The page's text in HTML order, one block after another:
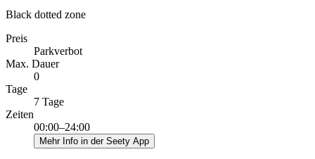
Black dotted zone
Preis
Parkverbot
Max. Dauer
0
Tage
7 Tage
Zeiten
00:00–24:00
Mehr Info in der Seety App